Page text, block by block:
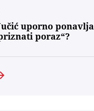
uporno ponavlja
poraz“?